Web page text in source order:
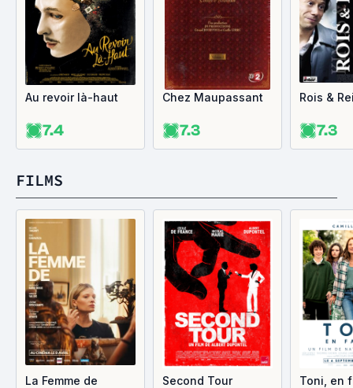
Au revoir là-haut
7.4
Chez Maupassant
7.3
Rois &
7.3
FILMS
La Femme de Second Tour Toni, en